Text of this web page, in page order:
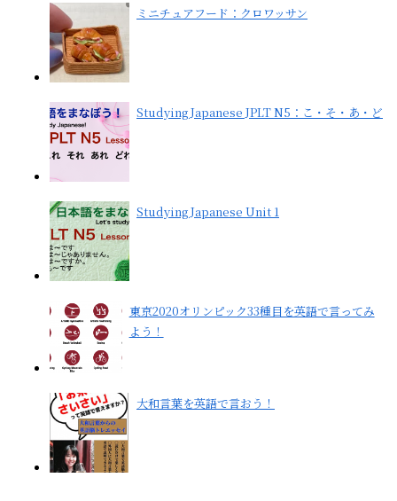
ミニチュアフード：クロワッサン
Studying Japanese JPLT N5：こ・そ・あ・ど
Studying Japanese Unit 1
東京2020オリンピック33種目を英語で言ってみ
よう！
大和言葉を英語で言おう！